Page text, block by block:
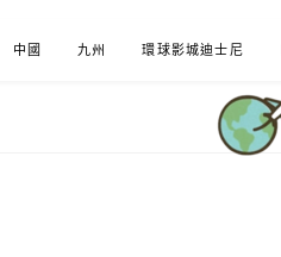
中國 九州 環球影城迪士尼